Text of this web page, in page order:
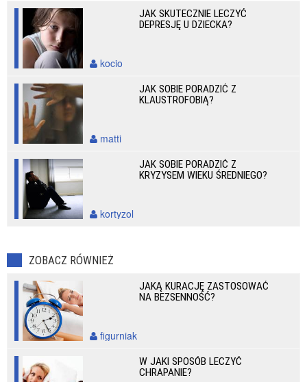
JAK SKUTECZNIE LECZYĆ
DEPRESJĘ U DZIECKA?
kocio
JAK SOBIE PORADZIĆ Z
KLAUSTROFOBIĄ?
matti
JAK SOBIE PORADZIĆ Z
KRYZYSEM WIEKU ŚREDNIEGO?
kortyzol
ZOBACZ RÓWNIEŻ
JAKĄ KURACJĘ ZASTOSOWAĆ
NA BEZSENNOŚĆ?
figurniak
W JAKI SPOSÓB LECZYĆ
CHRAPANIE?